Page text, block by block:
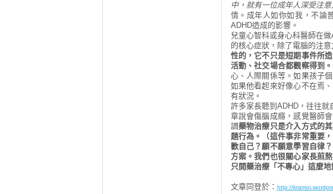
中，就有一位成年人深受注意
情。成年人如你如我，不論
ADHD造成的影響。
兒童心智科或身心科醫師在
的核心症狀，除了電腦的注
性的，它不只是短期事件所
活動、社交場合都觀察得到。
心、人際關係等。如果孩子
如果他看起來好像心不在焉
有狀況。
許多家長聽到ADHD，往往
章說會傷腦成癮，感覺醫師
調藥物治療只是介入方式的
題行為。（這件事非常重要，
歡自己？願不願意學習自律
方案。我們也很關心家長煎
只開藥治療「不專心」這麼地
文章同登於： http://